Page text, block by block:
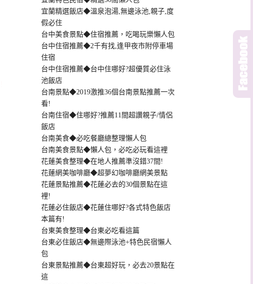
宜蘭精選飯店◆溫泉泡湯,無邊泳池,親子,度
假必住
台中美食景點◆住宿推薦，吃喝玩樂懶人包
台中住宿推薦◆2千有找,逢甲夜市附停車場
住宿
台中住宿推薦◆台中住哪好?超優質必住泳
池飯店
台南景點◆2019激推36個台南景點推薦一次
看!
台南住宿◆住哪好?推薦11間超讚親子/情侶
飯店
台南美食◆必吃餐廳總整理懶人包
台南美食景點◆懶人包，必吃必玩看這裡
花蓮美食整理◆在地人推薦準沒錯37間!
花蓮網美咖啡廳◆超夢幻咖啡廳網美景點
花蓮景點推薦◆花蓮必去的30個景點在這
裡!
花蓮必住飯店◆花蓮住哪好?各式特色飯店
本篇有!
台東美食整理◆台東必吃看這篇
台東必住飯店◆無邊際泳池+特色民宿懶人
包
台東景點推薦◆台東超好玩，必去20景點在
這